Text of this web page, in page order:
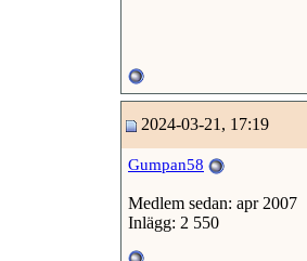
2024-03-21, 17:19
Gumpan58
Medlem sedan: apr 2007
Inlägg: 2 550